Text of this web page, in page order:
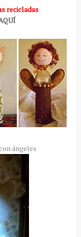
recicladas
ángeles